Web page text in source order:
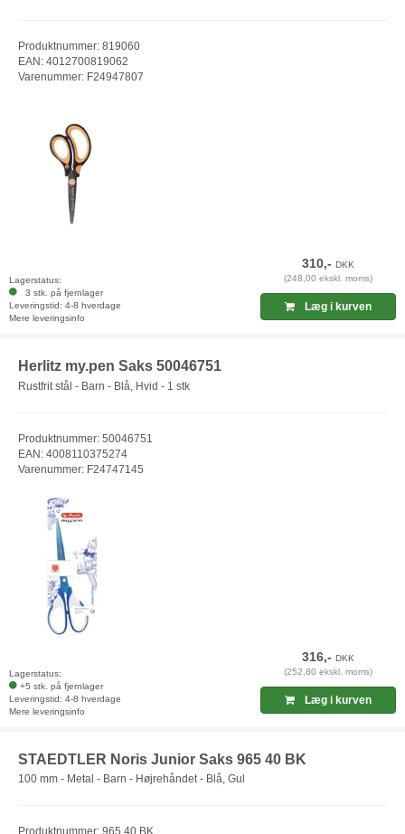
Produktnummer: 819060
EAN: 4012700819062
Varenummer: F24947807
Lagerstatus:
3 stk. på fjernlager
Leveringstid: 4-8 hverdage
Mere leveringsinfo
310,-DKK
(248,00 ekskl. moms)
Læg i kurven
Herlitz my.pen Saks 50046751
Rustfrit stål - Barn - Blå, Hvid - 1 stk
Produktnummer: 50046751
EAN: 4008110375274
Varenummer: F24747145
Lagerstatus:
+5 stk. på fjernlager
Leveringstid: 4-8 hverdage
Mere leveringsinfo
316,-DKK
(252,80 ekskl. moms)
Læg i kurven
STAEDTLER Noris Junior Saks 965 40 BK
100 mm - Metal - Barn - Højrehåndet - Blå, Gul